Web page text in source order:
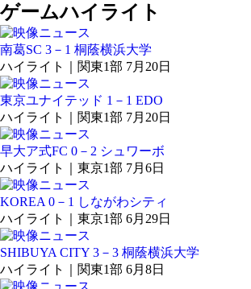
ゲームハイライト
南葛SC 3－1 桐蔭横浜大学
ハイライト｜関東1部 7月20日
東京ユナイテッド 1－1 EDO
ハイライト｜関東1部 7月20日
早大ア式FC 0－2 シュワーボ
ハイライト｜東京1部 7月6日
KOREA 0－1 しながわシティ
ハイライト｜東京1部 6月29日
SHIBUYA CITY 3－3 桐蔭横浜大学
ハイライト｜関東1部 6月8日